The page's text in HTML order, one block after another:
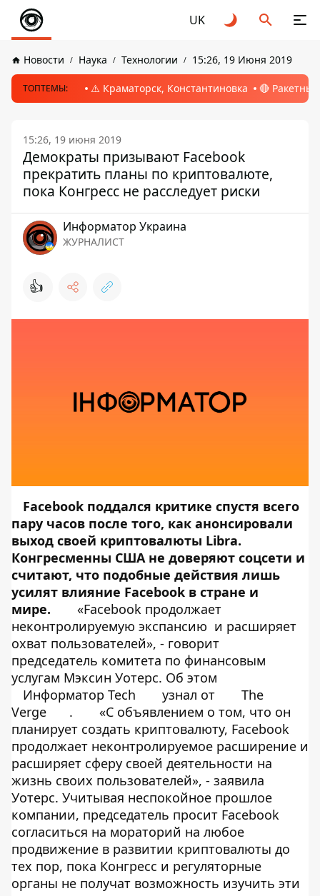
UK
Новости Наука Технологии 15:26, 19 Июня 2019
ТОПТЕМЫ: ⚠️ Краматорск, Константиновка 🔴
15:26, 19 июня 2019
Демократы призывают Facebook
прекратить планы по криптовалюте,
пока Конгресс не расследует риски
Информатор Украина
ЖУРНАЛИСТ
👍
Facebook поддался критике спустя всего
пару часов после того, как анонсировали
выход своей криптовалюты Libra.
Конгресменны США не доверяют соцсети и
считают, что подобные действия лишь
усилят влияние Facebook в стране и
мире.
«Facebook продолжает
неконтролируемую экспансию и расширяет
охват пользователей», - говорит
председатель комитета по финансовым
услугам Мэксин Уотерс. Об этом
Информатор Tech
узнал от
The
Verge
.
«С объявлением о том, что он
планирует создать криптовалюту, Facebook
продолжает неконтролируемое расширение и
расширяет сферу своей деятельности на
жизнь своих пользователей», - заявила
Уотерс. Учитывая неспокойное прошлое
компании, председатель просит Facebook
согласиться на мораторий на любое
продвижение в развитии криптовалюты до
тех пор, пока Конгресс и регуляторные
органы не получат возможность изучить эти